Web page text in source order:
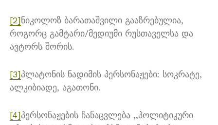
[2]ნიკოლოზ ბარათაშვილი გააზრებულია,
როგორც გამტარი/მედიუმი რუსთაველსა და
ავტორს შორის.
[3]პლატონის ნადიმის პერსონაჟები: სოკრატე,
ალკიბიადე, აგათონი.
[4]პერსონაჟების ჩანაცვლება ,,პოლიტიკური